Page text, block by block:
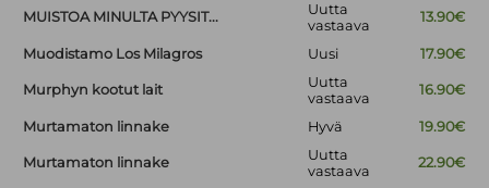
MUISTOA MINULTA PYYSIT...
Uutta
vastaava
13.90€
Muodistamo Los Milagros Uusi 17.90€
Murphyn kootut lait
Uutta
vastaava
16.90€
Murtamaton linnake Hyvä 19.90€
Murtamaton linnake
Uutta
vastaava
22.90€